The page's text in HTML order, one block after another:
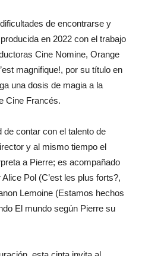
de encontrarse y
en 2022 con el trabajo
Cine Nomine, Orange
magnifique!, por su título en
una dosis de magia a la
Cine Francés.
de contar con el talento de
y al mismo tiempo el
a Pierre; es acompañado
Pol (C’est les plus forts?,
Lemoine (Estamos hechos
El mundo según Pierre su